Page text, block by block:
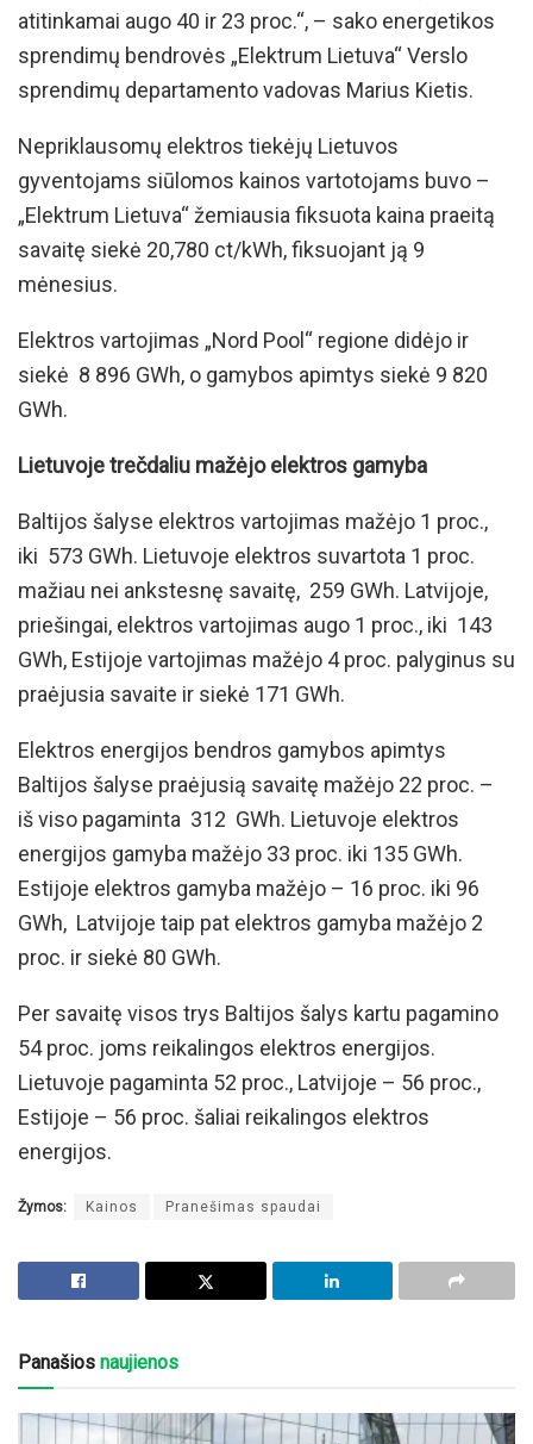
atitinkamai augo 40 ir 23 proc.“, – sako energetikos
sprendimų bendrovės „Elektrum Lietuva“ Verslo
sprendimų departamento vadovas Marius Kietis.
Nepriklausomų elektros tiekėjų Lietuvos
gyventojams siūlomos kainos vartotojams buvo –
„Elektrum Lietuva“ žemiausia fiksuota kaina praeitą
savaitę siekė 20,780 ct/kWh, fiksuojant ją 9
mėnesius.
Elektros vartojimas „Nord Pool“ regione didėjo ir
siekė 8 896 GWh, o gamybos apimtys siekė 9 820
GWh.
Lietuvoje trečdaliu mažėjo elektros gamyba
Baltijos šalyse elektros vartojimas mažėjo 1 proc.,
iki 573 GWh. Lietuvoje elektros suvartota 1 proc.
mažiau nei ankstesnę savaitę, 259 GWh. Latvijoje,
priešingai, elektros vartojimas augo 1 proc., iki 143
GWh, Estijoje vartojimas mažėjo 4 proc. palyginus su
praėjusia savaite ir siekė 171 GWh.
Elektros energijos bendros gamybos apimtys
Baltijos šalyse praėjusią savaitę mažėjo 22 proc. –
iš viso pagaminta 312 GWh. Lietuvoje elektros
energijos gamyba mažėjo 33 proc. iki 135 GWh.
Estijoje elektros gamyba mažėjo – 16 proc. iki 96
GWh, Latvijoje taip pat elektros gamyba mažėjo 2
proc. ir siekė 80 GWh.
Per savaitę visos trys Baltijos šalys kartu pagamino
54 proc. joms reikalingos elektros energijos.
Lietuvoje pagaminta 52 proc., Latvijoje – 56 proc.,
Estijoje – 56 proc. šaliai reikalingos elektros
energijos.
Žymos: Kainos Pranešimas spaudai
Panašios naujienos